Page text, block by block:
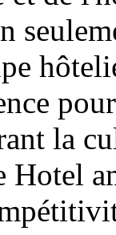
la